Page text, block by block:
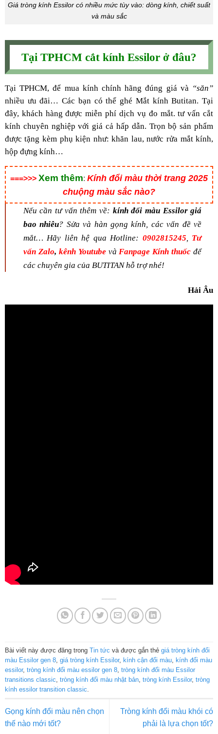
Giá tròng kính Essilor có nhiều mức tùy vào: dòng kính, chiết suất
và màu sắc
Tại TPHCM cắt kính Essilor ở đâu?
Tại TPHCM, để mua kính chính hãng đúng giá và “săn”
nhiều ưu đãi… Các bạn có thể ghé Mắt kính Butitan. Tại
đây, khách hàng được miễn phí dịch vụ đo mắt. tư vấn cắt
kính chuyên nghiệp với giá cả hấp dẫn. Trọn bộ sản phẩm
được tặng kèm phụ kiện như: khăn lau, nước rửa mắt kính,
hộp đựng kính…
===>>> Xem thêm: Kính đổi màu thời trang 2025
chuộng màu sắc nào?
Nếu cần tư vấn thêm về: kính đổi màu Essilor giá
bao nhiêu? Sửa và hàn gọng kính, các vấn đề về
mắt… Hãy liên hệ qua Hotline: 0902815245, Tư
vấn Zalo, kênh Youtube vàFanpage Kính thuốc để
các chuyên gia của BUTITAN hỗ trợ nhé!
Hải Âu
Bài viết này được đăng trong Tin tức và được gắn thẻ giá tròng kính đổi
màu Essilor gen 8, giá tròng kính Essilor, kính cận đổi màu, kính đổi màu
essilor, tròng kính đổi màu essilor gen 8, tròng kính đổi màu Essilor
transitions classic tròng kính đổi màu nhật bản, tròng kính Essilor, tròng
kính essilor transition classic
Gọng kính đổi màu nên chọn
thế nào mới tốt?
Tròng kính đổi màu khói có
phải là lựa chọn tốt?